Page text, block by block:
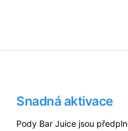
Snadná aktivace
Pody Bar Juice jsou